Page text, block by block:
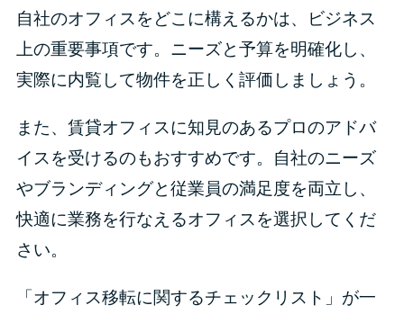
自社のオフィスをどこに構えるかは、ビジネス
上の重要事項です。ニーズと予算を明確化し、
実際に内覧して物件を正しく評価しましょう。
また、賃貸オフィスに知見のあるプロのアドバ
イスを受けるのもおすすめです。自社のニーズ
やブランディングと従業員の満足度を両立し、
快適に業務を行なえるオフィスを選択してくだ
さい。
「オフィス移転に関するチェックリスト」が一